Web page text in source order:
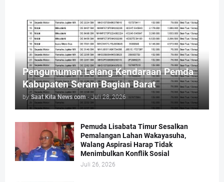
Pengumuman Lelang Kendaraan Pemda
Kabupaten Seram Bagian Barat
by Saat Kita News com - Juli 28, 2026
Pemuda Lisabata Timur Sesalkan
Pemalangan Lahan Wakayasuha,
Walang Aspirasi Harap Tidak
Menimbulkan Konflik Sosial
Juli 26, 2026